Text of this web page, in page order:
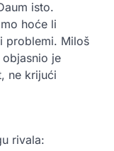
isto.
hoće li
problemi. Miloš
objasnio je
ne krijući
rivala: